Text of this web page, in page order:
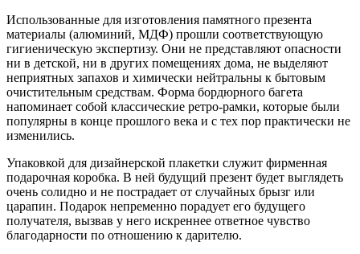
Использованные для изготовления памятного презента
материалы (алюминий, МДФ) прошли соответствующую
гигиеническую экспертизу. Они не представляют опасности
ни в детской, ни в других помещениях дома, не выделяют
неприятных запахов и химически нейтральны к бытовым
очистительным средствам. Форма бордюрного багета
напоминает собой классические ретро-рамки, которые были
популярны в конце прошлого века и с тех пор практически не
изменились.
Упаковкой для дизайнерской плакетки служит фирменная
подарочная коробка. В ней будущий презент будет выглядеть
очень солидно и не пострадает от случайных брызг или
царапин. Подарок непременно порадует его будущего
получателя, вызвав у него искреннее ответное чувство
благодарности по отношению к дарителю.